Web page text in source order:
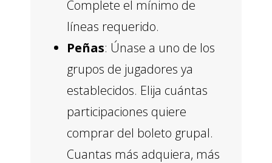
Complete el mínimo de
líneas requerido.
Peñas: Únase a uno de los
grupos de jugadores ya
establecidos. Elija cuántas
participaciones quiere
comprar del boleto grupal.
Cuantas más adquiera, más